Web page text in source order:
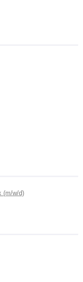
(m/w/d)